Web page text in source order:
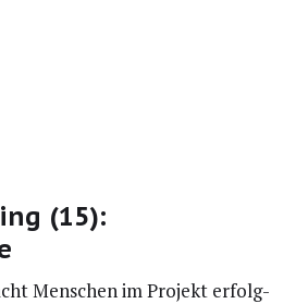
(15):
Men­schen im Pro­jekt erfolg­